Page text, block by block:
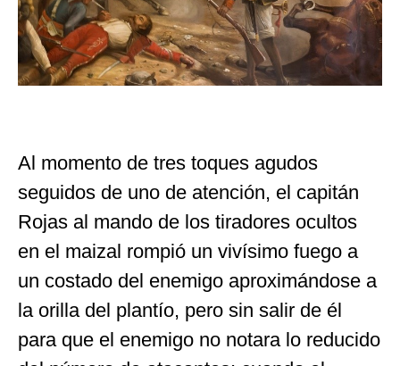
Al momento de tres toques agudos
seguidos de uno de atención, el capitán
Rojas al mando de los tiradores ocultos
en el maizal rompió un vivísimo fuego a
un costado del enemigo aproximándose a
la orilla del plantío, pero sin salir de él
para que el enemigo no notara lo reducido